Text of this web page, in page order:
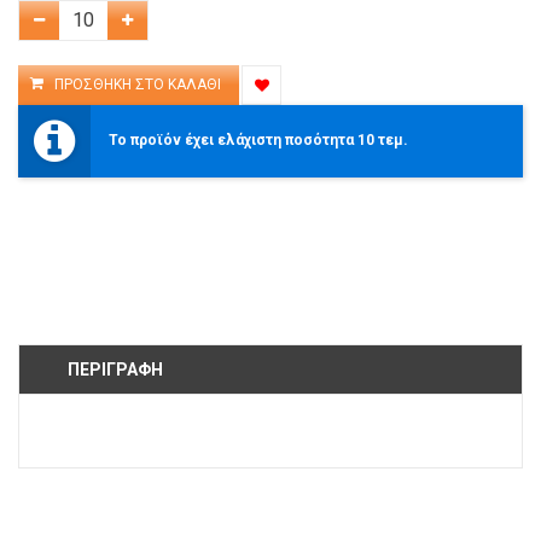
Το προϊόν έχει ελάχιστη ποσότητα 10 τεμ.
ΠΕΡΙΓΡΑΦΉ